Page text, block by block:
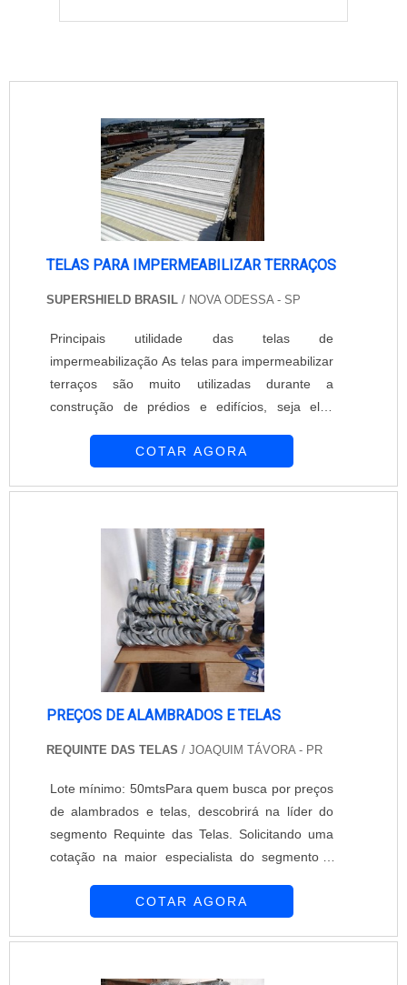
TELAS PARA IMPERMEABILIZAR TERRAÇOS
SUPERSHIELD BRASIL / NOVA ODESSA - SP
Principais utilidade das telas de
impermeabilização As telas para impermeabilizar
terraços são muito utilizadas durante a
construção de prédios e edifícios, seja eles
se esquecem dessa parte tão importante dos
Porém, para que os apartamentos não sejam ...
COTAR AGORA
PREÇOS DE ALAMBRADOS E TELAS
REQUINTE DAS TELAS / JOAQUIM TÁVORA - PR
Lote mínimo: 50mtsPara quem busca por preços
de alambrados e telas, descobrirá na líder do
segmento Requinte das Telas. Solicitando uma
cotação na maior especialista do segmento e
área de atuação.É importante lembrar que o
COTAR AGORA